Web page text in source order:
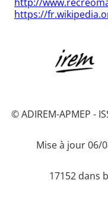
https://
© ADIREM-APMEP -
Mise à jour 06/
17152 dans